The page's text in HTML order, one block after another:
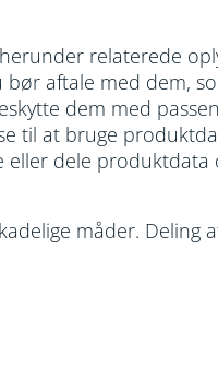
relaterede
bør aftale med dem,
dem med
til at bruge
dele produktdata
måder. Deling